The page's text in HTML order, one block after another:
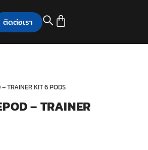
ติดต่อเรา
KIT 6 PODS
– TRAINER